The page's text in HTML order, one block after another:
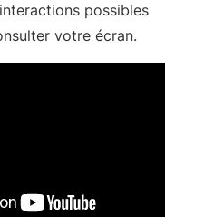
possibles
votre écran.